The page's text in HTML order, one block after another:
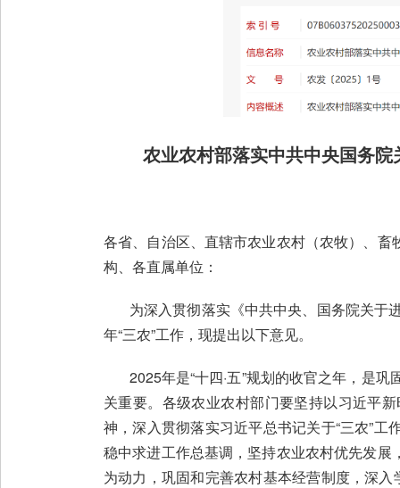
农业农村部落实中共中央国务
各省、自治区、直辖市农业农村（农牧）、
构、各直属单位：
为深入贯彻落实《中共中央、国务院关于
年“三农”工作，现提出以下意见。
2025年是“十四·五”规划的收官之年，是巩
关重要。各级农业农村部门要坚持以习近平
神，深入贯彻落实习近平总书记关于“三农”
稳中求进工作总基调，坚持农业农村优先发
为动力，巩固和完善农村基本经营制度，深